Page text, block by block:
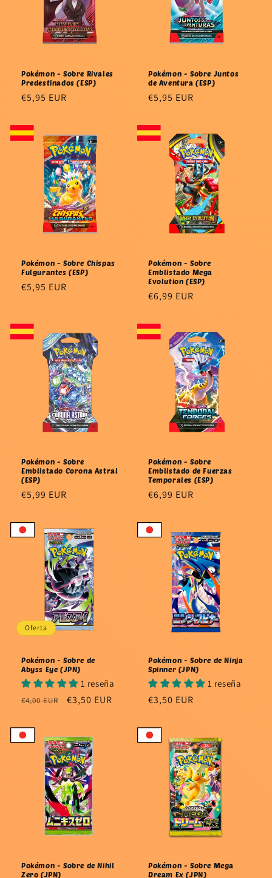
Pokémon - Sobre Rivales
Predestinados (ESP)
Precio
€5,95 EUR
Pokémon - Sobre Juntos
de Aventura (ESP)
Precio
€5,95 EUR
Pokémon - Sobre Chispas
Fulgurantes (ESP)
Precio
€5,95 EUR
Pokémon - Sobre
Emblistado Mega
Evolution (ESP)
Precio
€6,99 EUR
Pokémon - Sobre
Emblistado Corona Astral
(ESP)
Precio
€5,99 EUR
Pokémon - Sobre
Emblistado de Fuerzas
Temporales (ESP)
Precio
€6,99 EUR
Oferta
Pokémon - Sobre de
Abyss Eye (JPN)
1 reseña
Precio
€4,00 EUR
Precio
€3,50 EUR
Pokémon - Sobre de Ninja
Spinner (JPN)
1 reseña
Precio
€3,50 EUR
Pokémon - Sobre de Nihil
Zero (JPN)
Pokémon - Sobre Mega
Dream Ex (JPN)